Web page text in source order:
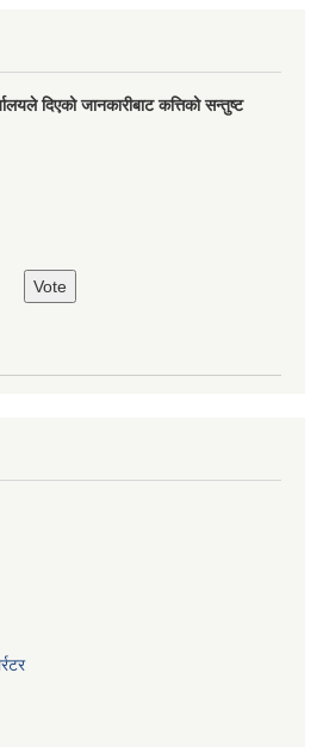
दिएको जानकारीबाट कत्तिको सन्तुष्ट